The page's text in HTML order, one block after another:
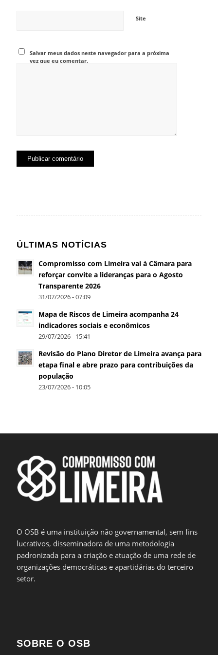
Site
Salvar meus dados neste navegador para a próxima
vez que eu comentar.
ÚLTIMAS NOTÍCIAS
Compromisso com Limeira vai à Câmara para
reforçar convite a lideranças para o Agosto
Transparente 2026
31/07/2026 - 07:09
Mapa de Riscos de Limeira acompanha 24
indicadores sociais e econômicos
29/07/2026 - 15:41
Revisão do Plano Diretor de Limeira avança para
etapa final e abre prazo para contribuições da
população
23/07/2026 - 10:05
O OSB é uma instituição não governamental, sem fins
lucrativos, disseminadora de uma metodologia
padronizada para a criação e atuação de uma rede de
organizações democráticas e apartidárias do terceiro
setor.
SOBRE O OSB